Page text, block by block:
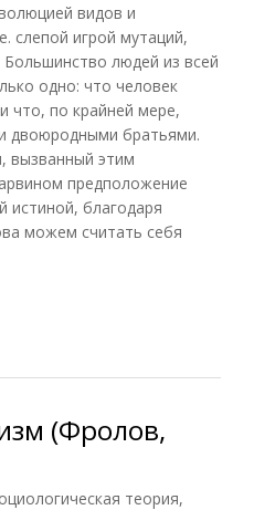
видов и
слепой игрой мутаций,
людей из всей
одно: что человек
что, по крайней мере,
двоюродными братьями.
вызванный этим
предположение
истиной, благодаря
можем считать себя
(Фролов,
теория,